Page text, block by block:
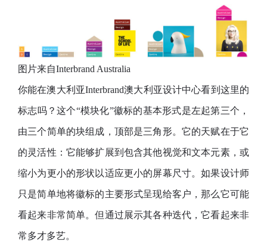
图片来自Interbrand Australia
你能在澳大利亚Interbrand澳大利亚设计中心看到这里的
标志吗？这个“模块化”徽标的基本形式是左起第三个，
由三个简单的块组成，顶部是三角形。它的天赋在于它
的灵活性：它能够扩展到包含其他视觉和文本元素，或
缩小为更小的形状以适应更小的屏幕尺寸。如果设计师
只是简单地将徽标的主要形式呈现给客户，那么它可能
看起来非常简单。但通过展示其各种迭代，它看起来非
常多才多艺。